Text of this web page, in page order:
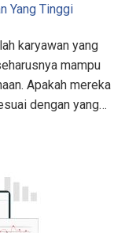
Yang Tinggi
karyawan yang
mampu
Apakah mereka
dengan yang…